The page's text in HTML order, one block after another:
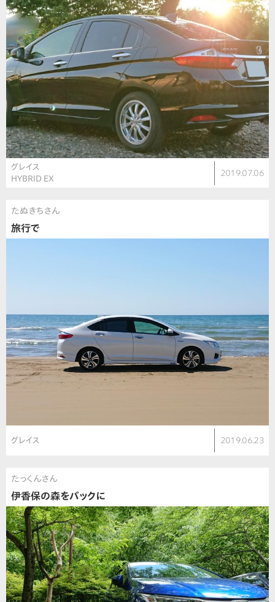
グレイス
HYBRID EX
2019.07.06
たぬきちさん
旅行で
グレイス 2019.06.23
たっくんさん
伊香保の森をバックに